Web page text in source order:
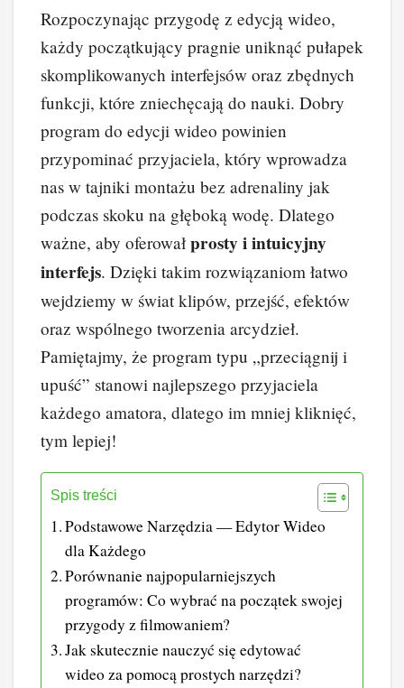
c
e
b
o
o
k
er
e
st
k
e
dI
n
d
di
t
o
p
p
y
Li
n
Rozpoczynając przygodę z edycją wideo,
każdy początkujący pragnie uniknąć pułapek
skomplikowanych interfejsów oraz zbędnych
funkcji, które zniechęcają do nauki. Dobry
program do edycji wideo powinien
przypominać przyjaciela, który wprowadza
nas w tajniki montażu bez adrenaliny jak
podczas skoku na głęboką wodę. Dlatego
ważne, aby oferował prosty i intuicyjny
interfejs. Dzięki takim rozwiązaniom łatwo
wejdziemy w świat klipów, przejść, efektów
oraz wspólnego tworzenia arcydzieł.
Pamiętajmy, że program typu „przeciągnij i
upuść” stanowi najlepszego przyjaciela
każdego amatora, dlatego im mniej kliknięć,
tym lepiej!
Spis treści
Podstawowe Narzędzia — Edytor Wideo
dla Każdego
Porównanie najpopularniejszych
programów: Co wybrać na początek swojej
przygody z filmowaniem?
Jak skutecznie nauczyć się edytować
wideo za pomocą prostych narzędzi?